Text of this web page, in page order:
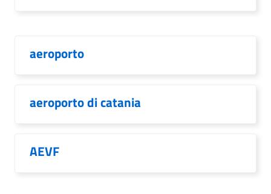
aeroporto
aeroporto di catania
AEVF